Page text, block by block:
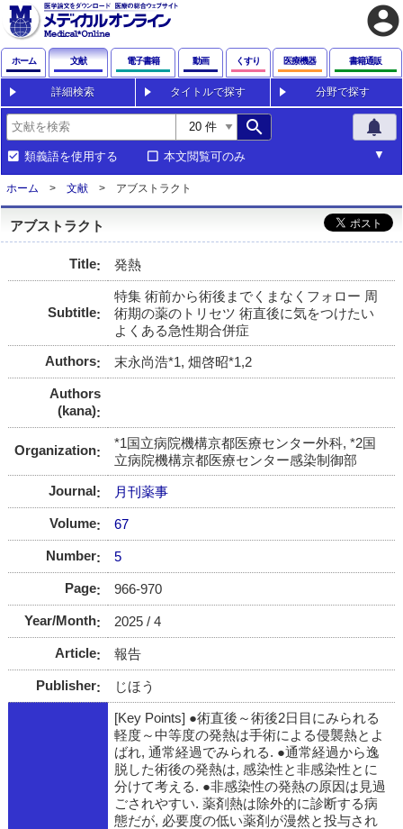
account_circle
ホーム 文献 電子書籍 動画 くすり 医療機器 書籍通販
詳細検索 タイトルで探す 分野で探す
search notifications
類義語を使用する 本文閲覧可のみ
ホーム 文献 アブストラクト
アブストラクト
Title 発熱
Subtitle
特集 術前から術後までくまなくフォロー 周
術期の薬のトリセツ 術直後に気をつけたい
よくある急性期合併症
Authors
末永尚浩*1, 畑啓昭*1,2
Authors
(kana)
Organization
*1国立病院機構京都医療センター外科, *2国
立病院機構京都医療センター感染制御部
Journal
月刊薬事
Volume 67
Number 5
Page 966-970
Year/Month 2025 / 4
Article 報告
Publisher じほう
[Key Points] ●術直後～術後2日目にみられる
軽度～中等度の発熱は手術による侵襲熱とよ
ばれ, 通常経過でみられる. ●通常経過から逸
脱した術後の発熱は, 感染性と非感染性とに
分けて考える. ●非感染性の発熱の原因は見過
ごされやすい. 薬剤熱は除外的に診断する病
態だが, 必要度の低い薬剤が漫然と投与され